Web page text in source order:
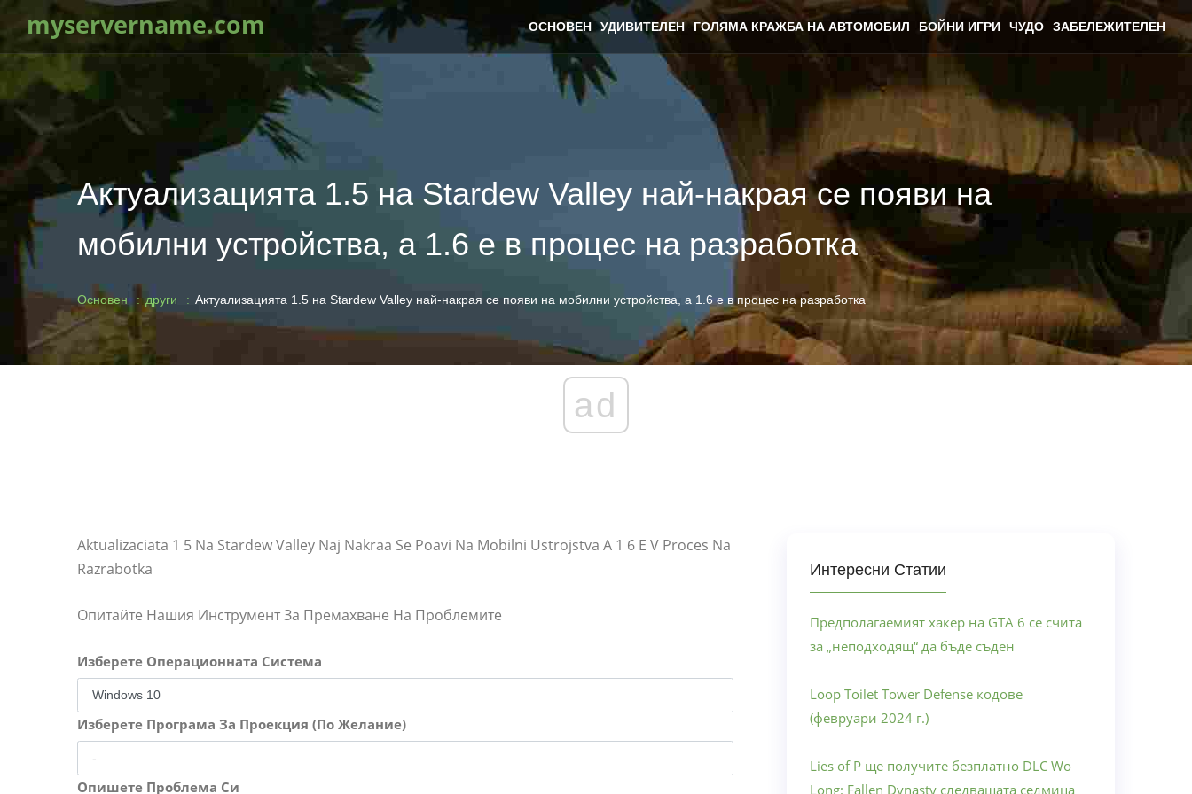
myservername.com ОСНОВЕН УДИВИТЕЛЕН ГОЛЯМА КРАЖБА НА АВТОМОБИЛ БОЙНИ ИГРИ ЧУДО ЗАБЕЛЕЖИТЕЛЕН
Актуализацията 1.5 на Stardew Valley най-накрая се появи на
мобилни устройства, а 1.6 е в процес на разработка
Основен други Актуализацията 1.5 на Stardew Valley най-накрая се появи на мобилни устройства, а 1.6 е в процес на разработка
ad
Aktualizaciata 1 5 Na Stardew Valley Naj Nakraa Se Poavi Na Mobilni Ustrojstva A 1 6 E V Proces Na
Razrabotka
Опитайте Нашия Инструмент За Премахване На Проблемите
Изберете Операционната Система
Изберете Програма За Проекция (По Желание)
Опишете Проблема Си
Интересни Статии
Предполагаемият хакер на GTA 6 се счита
за „неподходящ“ да бъде съден
Loop Toilet Tower Defense кодове
(февруари 2024 г.)
Lies of P ще получите безплатно DLC Wo
Long: Fallen Dynasty следващата седмица